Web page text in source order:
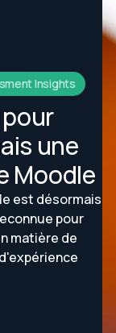
Insights
une
Moodle
est désormais
pour
matière de